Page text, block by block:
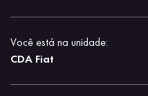
Você está na unidade:
CDA Fiat